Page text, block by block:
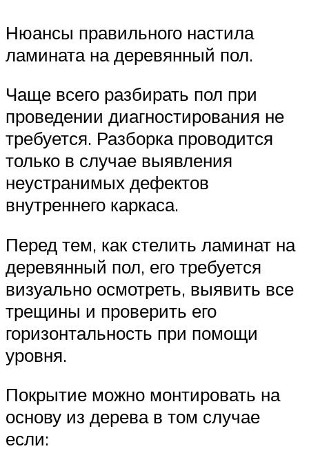
Нюансы правильного настила
ламината на деревянный пол.
Чаще всего разбирать пол при
проведении диагностирования не
требуется. Разборка проводится
только в случае выявления
неустранимых дефектов
внутреннего каркаса.
Перед тем, как стелить ламинат на
деревянный пол, его требуется
визуально осмотреть, выявить все
трещины и проверить его
горизонтальность при помощи
уровня.
Покрытие можно монтировать на
основу из дерева в том случае
если: